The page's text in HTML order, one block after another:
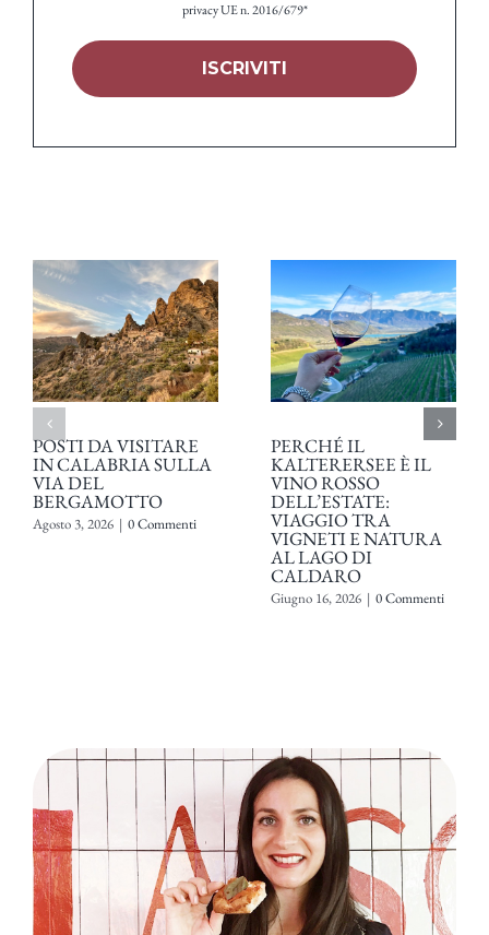
privacy UE n. 2016/679*
POSTI DA VISITARE
IN CALABRIA SULLA
VIA DEL
BERGAMOTTO
Agosto 3, 2026 | 0 Commenti
PERCHÉ IL
KALTERERSEE È IL
VINO ROSSO
DELL’ESTATE:
VIAGGIO TRA
VIGNETI E NATURA
AL LAGO DI
CALDARO
Giugno 16, 2026 | 0 Commenti